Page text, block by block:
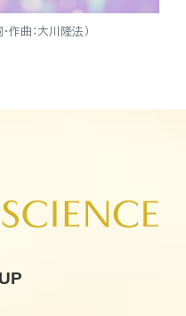
作曲：大川隆法）